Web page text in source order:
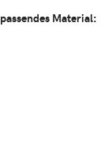
passendes Material: